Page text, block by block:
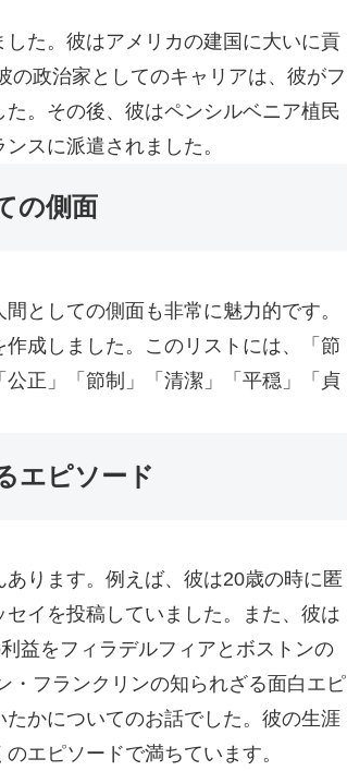
た。彼はアメリカの建国に大いに貢
の政治家としてのキャリアは、彼がフ
。その後、彼はペンシルベニア植民
スに派遣されました。
の側面
としての側面も非常に魅力的です。
成しました。このリストには、「節
正」「節制」「清潔」「平穏」「貞
エピソード
ります。例えば、彼は20歳の時に匿
イを投稿していました。また、彼は
益をフィラデルフィアとボストンの
・フランクリンの知られざる面白エピ
かについてのお話でした。彼の生涯
エピソードで満ちています。